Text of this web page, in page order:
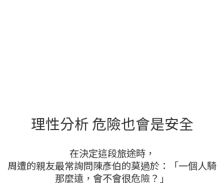
理性分析 危險也會是安全
在決定這段旅途時，
周遭的親友最常詢問陳彥伯的莫過於：「一個人騎
那麼遠，會不會很危險？」